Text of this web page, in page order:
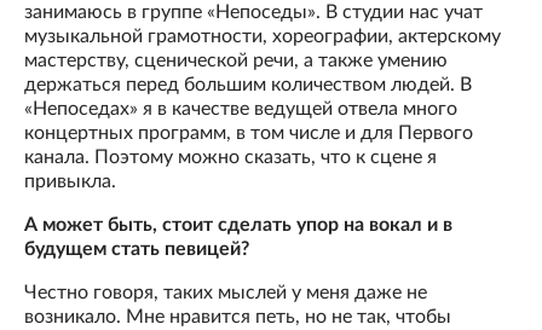
занимаюсь в группе «Непоседы». В студии нас учат
музыкальной грамотности, хореографии, актерскому
мастерству, сценической речи, а также умению
держаться перед большим количеством людей. В
«Непоседах» я в качестве ведущей отвела много
концертных программ, в том числе и для Первого
канала. Поэтому можно сказать, что к сцене я
привыкла.
А может быть, стоит сделать упор на вокал и в
будущем стать певицей?
Честно говоря, таких мыслей у меня даже не
возникало. Мне нравится петь, но не так, чтобы